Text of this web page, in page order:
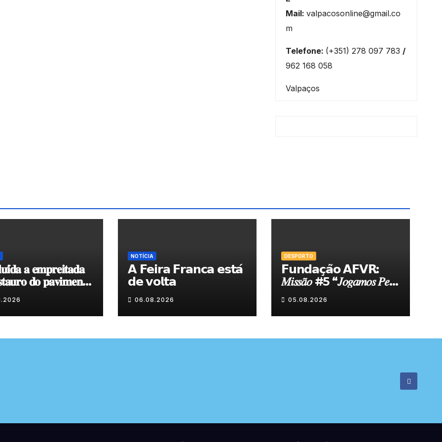
Mail: valpacosonline@gmail.co
m
Telefone: (+351) 278 097 783 /
962 168 058
Valpaços
𝐚 𝐞𝐦𝐩𝐫𝐞𝐢𝐭𝐚𝐝𝐚
𝐝𝐨 𝐩𝐚𝐯𝐢𝐦𝐞𝐧𝐭𝐨
𝐚̀ 𝐂𝐚𝐩𝐞𝐥𝐚 𝐝𝐞
NOTÍCIA
𝗔 𝗙𝗲𝗶𝗿𝗮 𝗙𝗿𝗮𝗻𝗰𝗮 𝗲𝘀𝘁𝗮́
𝗱𝗲 𝘃𝗼𝗹𝘁𝗮
06.08.2026
DESPORTO
𝗙𝘂𝗻𝗱𝗮𝗰̧𝗮̃𝗼 𝗔𝗙𝗩𝗥:
𝑀𝑖𝑠𝑠𝑎̃𝑜 #5 “𝐽𝑜𝑔𝑎𝑚𝑜𝑠 𝑃𝑒𝑙𝑎
𝑁𝑜𝑠𝑠𝑎 𝑇𝑒𝑟𝑟𝑎”
05.08.2026